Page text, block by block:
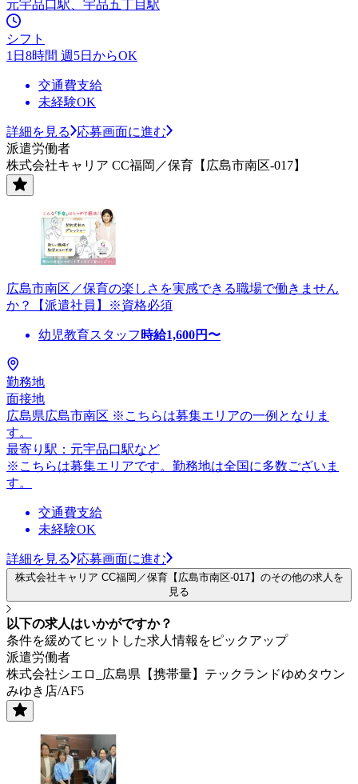
元宇品口駅、宇品五丁目駅
シフト
1日8時間 週5日からOK
交通費支給
未経験OK
詳細を見る
応募画面に進む
派遣労働者
株式会社キャリア CC福岡／保育【広島市南区-017】
広島市南区／保育の楽しさを実感できる職場で働きません
か？【派遣社員】※資格必須
幼児教育スタッフ 時給1,600円〜
勤務地
面接地
広島県広島市南区 ※こちらは募集エリアの一例となりま
す。
最寄り駅：元宇品口駅など
※こちらは募集エリアです。勤務地は全国に多数ございま
す。
交通費支給
未経験OK
詳細を見る 応募画面に進む
株式会社キャリア CC福岡／保育【広島市南区-017】のその他の求人を
見る
以下の求人はいかがですか？
条件を緩めてヒットした求人情報をピックアップ
派遣労働者
株式会社シエロ_広島県【携帯量】テックランドゆめタウン
みゆき店/AF5